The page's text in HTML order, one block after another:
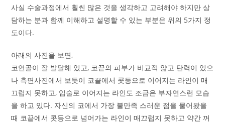
사실 수술과정에서 훨씬 많은 것을 생각하고 고려해야 하지만 상
담하는 분과 함께 이해하고 설명할 수 있는 부분은 위의 5가지 정
도이다.
아래의 사진을 보면,
코연골이 잘 발달해 있고, 코끝의 피부가 비교적 얇고 탄력이 있으
나 측면사진에서 보듯이 코끝에서 콧등으로 이어지는 라인이 매
끄럽지 못하고, 입술로 이어지는 라인도 조금은 부자연스런 모습
을 하고 있다. 자신의 코에서 가장 불만족 스러운 점을 물어봤을
때 코끝에서 콧등으로 넘어가는 라인이 매끄럽지 못하고 약간 꺼